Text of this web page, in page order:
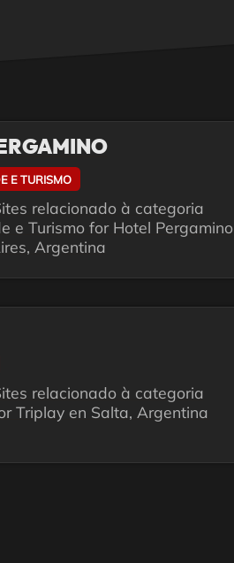
E TURISMO
relacionado à categoria
e Turismo for Hotel Pergamino
Argentina
relacionado à categoria
Triplay en Salta, Argentina